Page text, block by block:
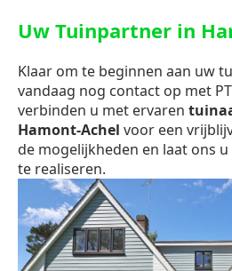
Uw Tuinpartner in
Klaar om te beginnen aan uw
vandaag nog contact op met
verbinden u met ervaren
Hamont-Achel voor een
de mogelijkheden en laat ons
te realiseren.